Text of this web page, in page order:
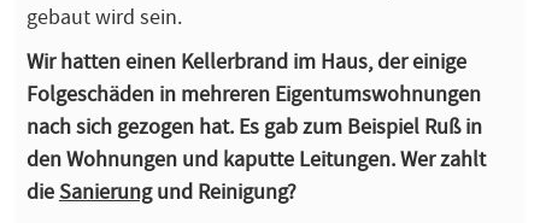
gebaut wird sein.
Wir hatten einen Kellerbrand im Haus, der einige
Folgeschäden in mehreren Eigentumswohnungen
nach sich gezogen hat. Es gab zum Beispiel Ruß in
den Wohnungen und kaputte Leitungen. Wer zahlt
dieSanierungund Reinigung?